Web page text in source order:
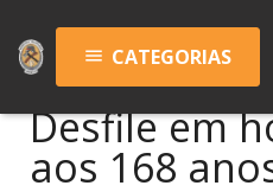
menu CATEGORIAS
Desfile em
aos 168